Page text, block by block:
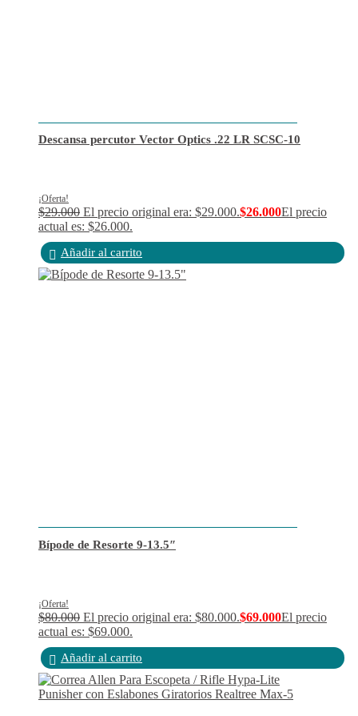
Descansa percutor Vector Optics .22 LR SCSC-10
¡Oferta!
$29.000 El precio original era: $29.000.$26.000El precio
actual es: $26.000.
Añadir al carrito
Bípode de Resorte 9-13.5″
¡Oferta!
$80.000 El precio original era: $80.000.$69.000El precio
actual es: $69.000.
Añadir al carrito